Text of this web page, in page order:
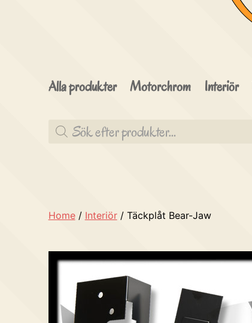
Alla produkter Motorchrom Interiör
Produktsökning
Home/ Interiör/ Täckplåt Bear-Jaw